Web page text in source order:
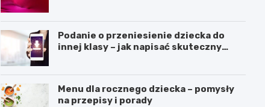
Podanie o przeniesienie dziecka do
innej klasy – jak napisać skuteczny
Menu dla rocznego dziecka – pomysły
na przepisy i porady